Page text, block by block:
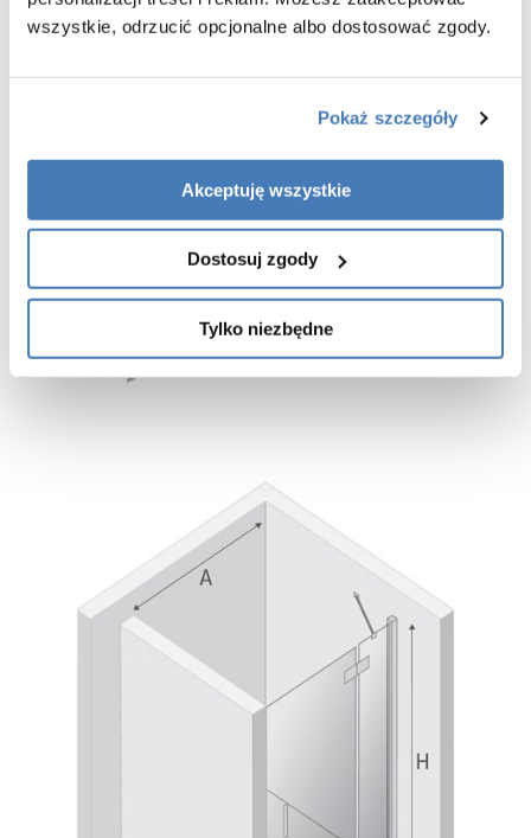
wszystkie, odrzucić opcjonalne albo dostosować zgody.
Pokaż szczegóły
Akceptuję wszystkie
Dostosuj zgody
Tylko niezbędne
- listwa progowa oraz dodatkowa uszczelka znajdują się w zestawie
z pozostałymi częściami kabiny prysznicowej